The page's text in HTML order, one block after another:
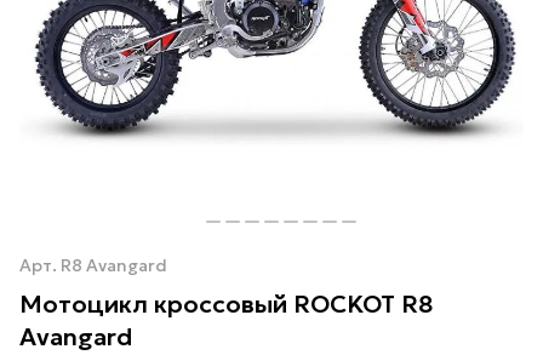
Арт. R8 Avangard
Мотоцикл кроссовый ROCKOT R8
Avangard